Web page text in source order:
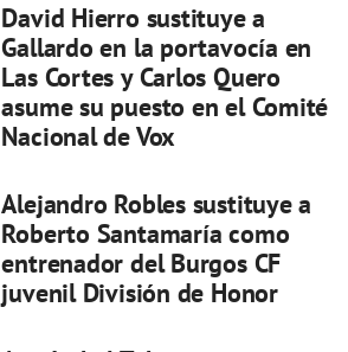
David Hierro sustituye a
Gallardo en la portavocía en
Las Cortes y Carlos Quero
asume su puesto en el Comité
Nacional de Vox
Alejandro Robles sustituye a
Roberto Santamaría como
entrenador del Burgos CF
juvenil División de Honor